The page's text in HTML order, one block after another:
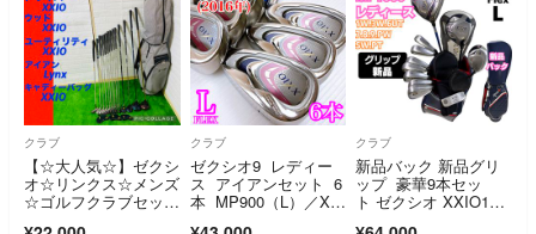
クラブ
【☆大人気☆】ゼクシ
オ☆リンクス☆メンズ
☆ゴルフクラブセット
クラブ
ゼクシオ9 レディー
ス アイアンセット 6
本 MP900（L）／XXI
クラブ
新品バック 新品グリ
ップ 豪華9本セッ
ト ゼクシオ XXIO10